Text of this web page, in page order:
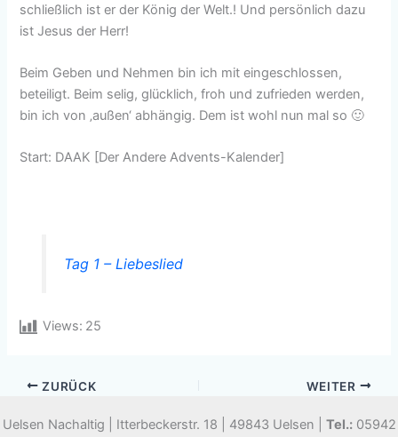
schließlich ist er der König der Welt.! Und persönlich dazu
ist Jesus der Herr!
Beim Geben und Nehmen bin ich mit eingeschlossen,
beteiligt. Beim selig, glücklich, froh und zufrieden werden,
bin ich von ‚außen‘ abhängig. Dem ist wohl nun mal so 🙂
Start: DAAK [Der Andere Advents-Kalender]
Tag 1 – Liebeslied
Views: 25
ZURÜCK WEITER
Uelsen Nachaltig | Itterbeckerstr. 18 | 49843 Uelsen | Tel.:05942